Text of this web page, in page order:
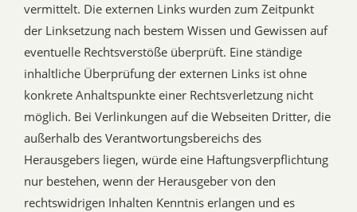
vermittelt. Die externen Links wurden zum Zeitpunkt
der Linksetzung nach bestem Wissen und Gewissen auf
eventuelle Rechtsverstöße überprüft. Eine ständige
inhaltliche Überprüfung der externen Links ist ohne
konkrete Anhaltspunkte einer Rechtsverletzung nicht
möglich. Bei Verlinkungen auf die Webseiten Dritter, die
außerhalb des Verantwortungsbereichs des
Herausgebers liegen, würde eine Haftungsverpflichtung
nur bestehen, wenn der Herausgeber von den
rechtswidrigen Inhalten Kenntnis erlangen und es